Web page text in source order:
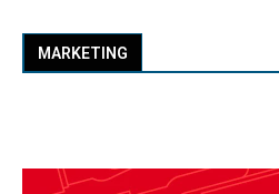
MARKETING